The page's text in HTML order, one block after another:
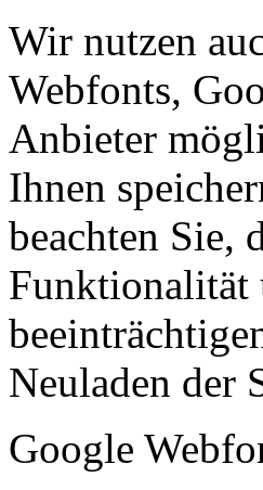
Wir nutzen
Webfonts,
Anbieter
Ihnen
beachten Sie,
Funktionalität
Neuladen der
Google